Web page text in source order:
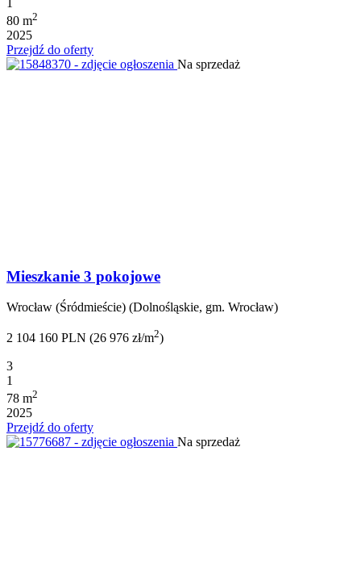
80 m2
2025
Przejdź do oferty
Na sprzedaż
Mieszkanie 3 pokojowe
Wrocław (Śródmieście) (Dolnośląskie, gm. Wrocław)
2 104 160 PLN (26 976 zł/m2)
3
1
78 m2
2025
Przejdź do oferty
Na sprzedaż